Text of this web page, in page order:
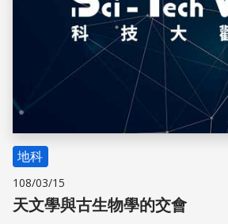
地科
108/03/15
天文學與古生物學的交會